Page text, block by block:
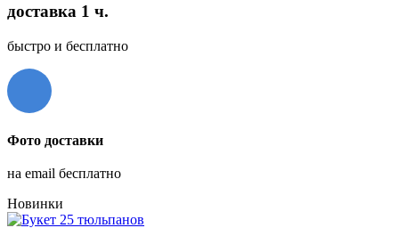
доставка 1 ч.
быстро и бесплатно
Фото доставки
на email бесплатно
Новинки